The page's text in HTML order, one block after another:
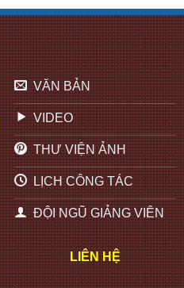
VĂN BẢN
VIDEO
THƯ VIỆN ẢNH
LỊCH CÔNG TÁC
ĐỘI NGŨ GIẢNG VIÊN
LIÊN HỆ